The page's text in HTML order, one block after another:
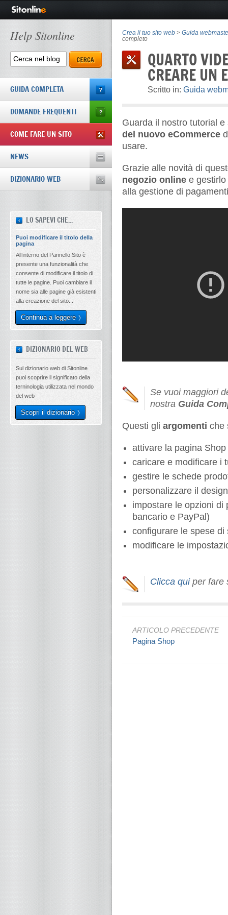
Crea il tuo sito web > Guida
completo
QUARTO
CREARE UN
Scritto in: Guida
Guarda il nostro tutorial
del nuovo eCommerce
usare.
Grazie alle novità di
negozio online e
alla gestione di
Se vuoi maggiori
nostra Guida
Questi gli argomenti che
attivare la pagina Shop
caricare e modificare i
gestire le schede
personalizzare il
impostare le opzioni di
bancario e PayPal)
configurare le spese di
modificare le
Clicca quiper fare
ARTICOLO PRECEDENTE
Pagina Shop
Help Sitonline
GUIDA COMPLETA
DOMANDE FREQUENTI
COME FARE UN SITO
NEWS
DIZIONARIO WEB
LO SAPEVI CHE...
Puoi modificare il titolo della
pagina
All’interno del Pannello Sito è
presente una funzionalità che
consente di modificare il titolo di
tutte le pagine. Puoi cambiare il
nome sia alle pagine già esistenti
alla creazione del sito...
Continua a leggere
DIZIONARIO DEL WEB
Sul dizionario web di Sitonline
puoi scoprire il significato della
terninologia utilizzata nel mondo
del web
Scopri il dizionario